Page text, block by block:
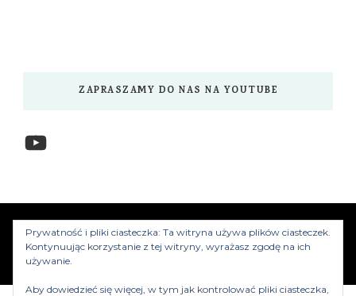
ZAPRASZAMY DO NAS NA YOUTUBE
YouTube
www.myzwiedzamy.pl Vilva | Stworzony przez
Blossom Themes.Silnik:WordPress
Prywatność i pliki ciasteczka: Ta witryna używa plików ciasteczek.
Kontynuując korzystanie z tej witryny, wyrażasz zgodę na ich
używanie.
Aby dowiedzieć się więcej, w tym jak kontrolować pliki ciasteczka,